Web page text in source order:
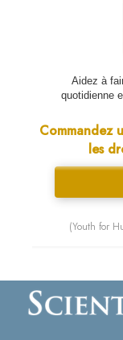
Aidez à
quotidienne
Commandez
les
(Youth for